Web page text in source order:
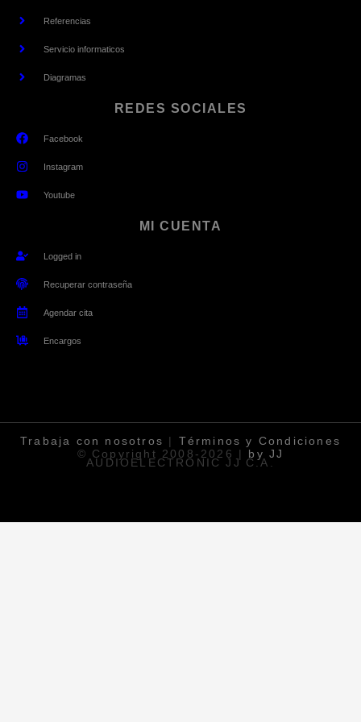
Referencias
Servicio informaticos
Diagramas
REDES SOCIALES
Facebook
Instagram
Youtube
MI CUENTA
Logged in
Recuperar contraseña
Agendar cita
Encargos
Trabaja con nosotros Términos y Condiciones
© Copyright 2008-2026 | by JJ
AUDIOELECTRONIC JJ C.A.